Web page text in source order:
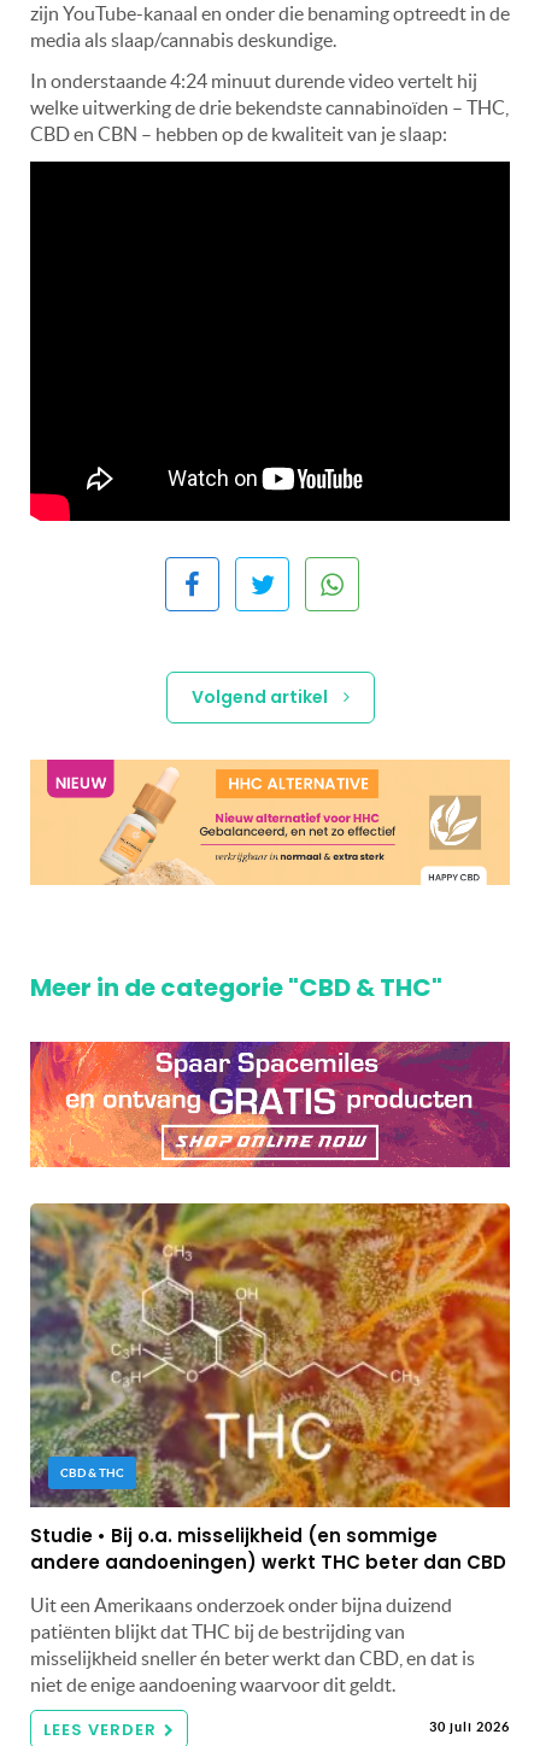
zijn YouTube-kanaal en onder die benaming optreedt in de
media als slaap/cannabis deskundige.
In onderstaande 4:24 minuut durende video vertelt hij
welke uitwerking de drie bekendste cannabinoïden – THC,
CBD en CBN – hebben op de kwaliteit van je slaap:
Volgend artikel
Meer in de categorie "CBD & THC"
CBD & THC
Studie • Bij o.a. misselijkheid (en sommige
andere aandoeningen) werkt THC beter dan CBD
Uit een Amerikaans onderzoek onder bijna duizend
patiënten blijkt dat THC bij de bestrijding van
misselijkheid sneller én beter werkt dan CBD, en dat is
niet de enige aandoening waarvoor dit geldt.
LEES VERDER 30 juli 2026